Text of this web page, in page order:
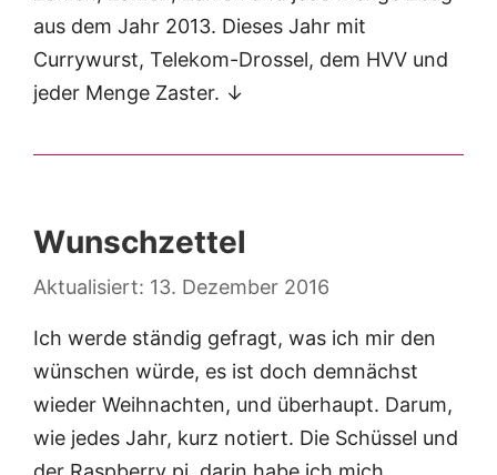
aus dem Jahr 2013. Dieses Jahr mit
Currywurst, Telekom-Drossel, dem HVV und
jeder Menge Zaster. ↓
Wunschzettel
13. Dezember 2016
Ich werde ständig gefragt, was ich mir den
wünschen würde, es ist doch demnächst
wieder Weihnachten, und überhaupt. Darum,
wie jedes Jahr, kurz notiert. Die Schüssel und